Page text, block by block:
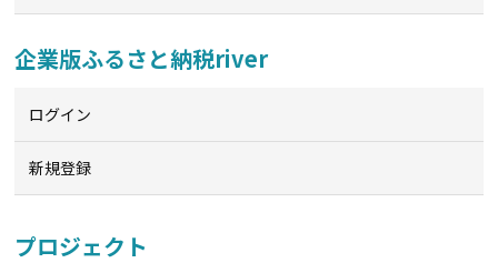
企業版ふるさと納税river
ログイン
新規登録
プロジェクト